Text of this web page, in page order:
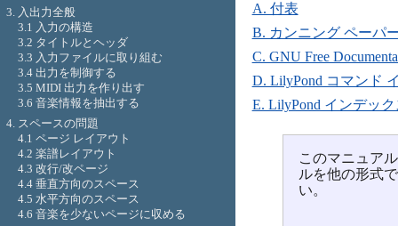
A. 付表
B. カンニング ペーパ
C. GNU Free
D. LilyPond コマンド
E. LilyPond インデック
このマニュア
ルを他の形式
い。
3. 入出力全般
3.1 入力の構造
3.2 タイトルとヘッダ
3.3 入力ファイルに取り組む
3.4 出力を制御する
3.5 MIDI 出力を作り出す
3.6 音楽情報を抽出する
4. スペースの問題
4.1 ページ レイアウト
4.2 楽譜レイアウト
4.3 改行/改ページ
4.4 垂直方向のスペース
4.5 水平方向のスペース
4.6 音楽を少ないページに収める